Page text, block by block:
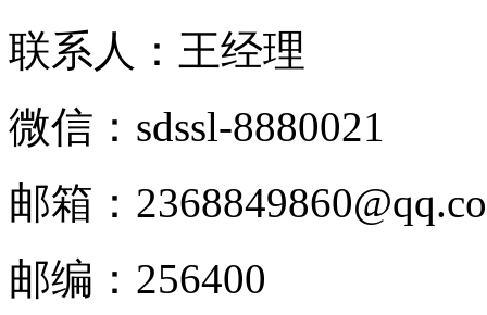
联系人：王经理
微信： sdssl-8880021
邮箱：
邮编： 256400